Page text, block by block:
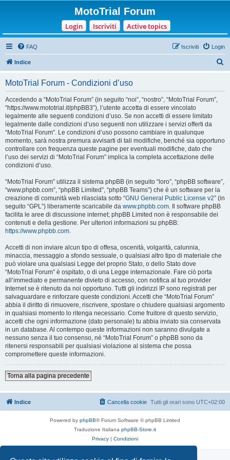
MotoTrial Forum
Login Iscriviti Active topics
FAQ Login
Iscriviti
Indice
MotoTrial Forum - Condizioni d’uso
Accedendo a “MotoTrial Forum” (in seguito “noi”, “nostro”, “MotoTrial Forum”,
“https://www.mototrial.it/phpBB3”), l’utente accetta di essere vincolato
legalmente alle seguenti condizioni d’uso. Se non accetti di essere limitato
legalmente dalle condizioni d’uso seguenti non utilizzare i servizi offerti da
“MotoTrial Forum”. Le condizioni d’uso possono cambiare in qualunque
momento, sarà nostra premura avvisarti di tali modifiche, benché sia opportuno
controllare con frequenza queste pagine per eventuali modifiche, dato che
l’uso dei servizi di “MotoTrial Forum” implica la completa accettazione delle
condizioni d’uso.
“MotoTrial Forum” utilizza il sistema phpBB (in seguito “loro”, “phpBB software”,
“www.phpbb.com”, “phpBB Limited”, “phpBB Teams”) che è un software per la
creazione di comunità web rilasciata sotto “GNU General Public License v2” (in
seguito “GPL”) liberamente scaricabile da www.phpbb.com. Il software phpBB
facilita le aree di discussione internet; phpBB Limited non è responsabile dei
contenuti e della gestione. Per ulteriori informazioni su phpBB:
https://www.phpbb.com.
Accetti di non inviare alcun tipo di offesa, oscenità, volgarità, calunnia,
minaccia, messaggio a sfondo sessuale, o qualsiasi altro tipo di materiale che
può violare una qualsiasi Legge del proprio Stato, o dello Stato dove
“MotoTrial Forum” è ospitato, o di una Legge internazionale. Fare ciò porta
all’immediato e permanente divieto di accesso, con notifica al tuo provider
Internet se è ritenuto da noi opportuno. Tutti gli indirizzi IP sono registrati per
salvaguardare e rinforzare queste condizioni. Accetti che “MotoTrial Forum”
abbia il diritto di rimuovere, riscrivere, spostare o chiudere qualsiasi argomento
in qualsiasi momento lo ritenga necessario. Come fruitore di questo servizio,
accetti che ogni informazione (dato personale) tu abbia inviato sia conservata
in un database. Al contempo queste informazioni non saranno divulgate a
nessuno senza il tuo consenso, né “MotoTrial Forum” o phpBB sono da
ritenersi responsabili per qualsiasi violazione al sistema che possa
compromettere queste informazioni.
Torna alla pagina precedente
Indice Tutti gli orari sono UTC+02:00
Cancella cookie
Powered by phpBB® Forum Software © phpBB Limited
Traduzione Italiana phpBB-Store.it
Privacy | Condizioni